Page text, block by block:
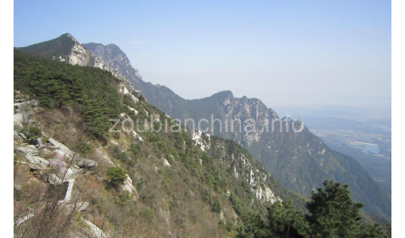
中国お薦め観光地
中国の世界遺産
中国旅行の情報案内